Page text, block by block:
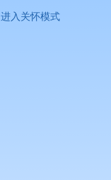
进入关怀模式